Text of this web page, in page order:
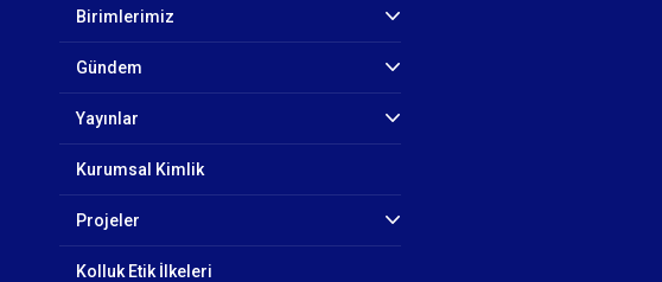
Birimlerimiz
Gündem
Yayınlar
Kurumsal Kimlik
Projeler
Kolluk Etik İlkeleri